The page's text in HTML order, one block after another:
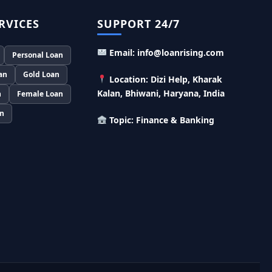
Murgi Palan Loan Yojana: मुर्गी पालन करने के
सब्सिडी
PM Dhan Dhanya Kirshi Loan Scheme: अब
किसान साथी PM धन धान्य कृषि लोन योजना से ले सकते है
5 लाख तक लोन, सिर्फ 4% लगेगा ब्याज
PMEGP Loan Online Apply: खुद का व्यवसाय शुरू
Personal Loan
Gold Loan
Female Loan
SUPPORT 24/7
Email: info@loanrising.com
Location: Dizi Help, Kharak
Kalan, Bhiwani, Haryana, India
Topic: Finance & Banking